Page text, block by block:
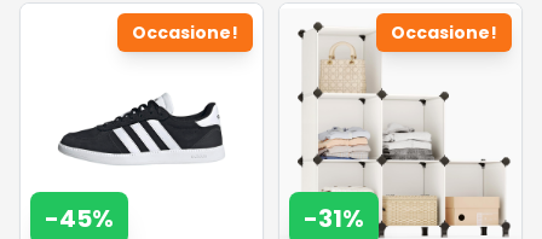
Occasione!
-45%
Occasione!
-31%